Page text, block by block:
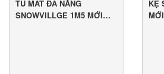
TỦ MÁT ĐA NĂNG
SNOWVILLGE 1M5 MỚI
KỆ